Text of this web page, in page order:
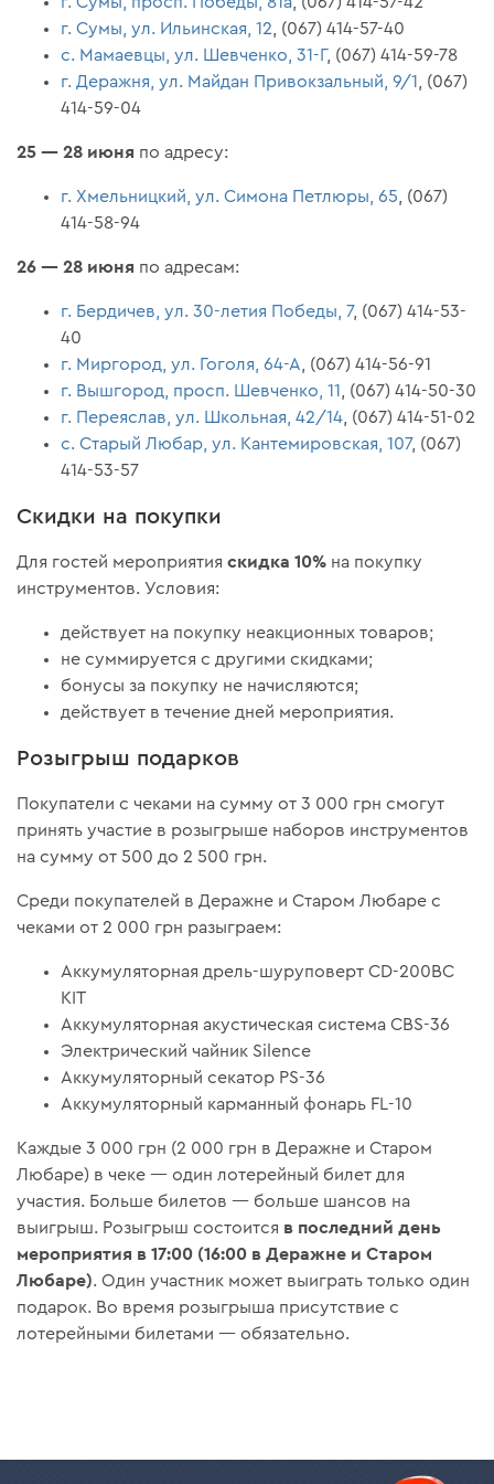
г. Сумы, ул. Ильинская, 12 , (067) 414-57-40
с. Мамаевцы, ул. Шевченко, 31-Г, (067) 414-59-78
г. Деражня, ул. Майдан Привокзальный, 9/1
, (067)
414-59-04
25 — 28 июня по адресу:
г. Хмельницкий, ул. Симона Петлюры, 65 , (067)
414-58-94
26 — 28 июня по адресам:
г. Бердичев, ул. 30-летия Победы, 7, (067) 414-53-
40
г. Миргород, ул. Гоголя, 64-А , (067) 414-56-91
г. Вышгород, просп. Шевченко, 11
, (067) 414-50-30
г. Переяслав, ул. Школьная, 42/14 , (067) 414-51-02
с. Старый Любар, ул. Кантемировская, 107, (067)
414-53-57
Скидки на покупки
Для гостей мероприятияскидка 10% на покупку
инструментов. Условия:
действует на покупку неакционных товаров;
не суммируется с другими скидками;
бонусы за покупку не начисляются;
действует в течение дней мероприятия.
Розыгрыш подарков
Покупатели с чеками на сумму от 3 000 грн смогут
принять участие в розыгрыше наборов инструментов
на сумму от 500 до 2 500 грн.
Среди покупателей в Деражне и Старом Любаре с
чеками от 2 000 грн разыграем:
Аккумуляторная дрель-шуруповерт CD-200BC
KIT
Аккумуляторная акустическая система СBS-36
Электрический чайник Silence
Аккумуляторный секатор PS-36
Аккумуляторный карманный фонарь FL-10
Каждые 3 000 грн (2 000 грн в Деражне и Старом
Любаре) в чеке — один лотерейный билет для
участия. Больше билетов — больше шансов на
выигрыш. Розыгрыш состоится в последний день
мероприятия в 17:00 (16:00 в Деражне и Старом
Любаре). Один участник может выиграть только один
подарок. Во время розыгрыша присутствие с
лотерейными билетами — обязательно.